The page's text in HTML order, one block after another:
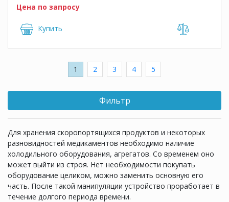
Цена по запросу
Купить
1 2 3 4 5
Фильтр
Для хранения скоропортящихся продуктов и некоторых
разновидностей медикаментов необходимо наличие
холодильного оборудования, агрегатов. Со временем оно
может выйти из строя. Нет необходимости покупать
оборудование целиком, можно заменить основную его
часть. После такой манипуляции устройство проработает в
течение долгого периода времени.